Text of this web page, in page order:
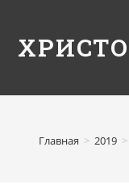
Главная > 2019 >